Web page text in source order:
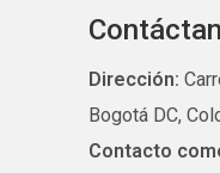
Dirección:
Bogotá DC,
Contacto